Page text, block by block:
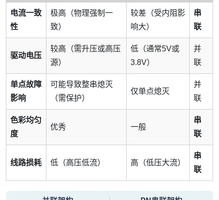
电流一致
性
极高（物理强制一
致）
较差（受内阻影
响大）
串
联
驱动电压
较高（需升压或高压
源）
低（通常5V或
3.8V）
并
联
单点故障
影响
可能导致整串熄灭
（需保护）
仅单点熄灭
并
联
色彩均匀
度
优秀 一般
串
联
线路损耗 低（高压低流） 高（低压大流）
串
联